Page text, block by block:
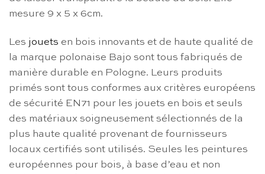
mesure 9 x 5 x 6cm.
Les jouets en bois innovants et de haute qualité de
la marque polonaise Bajo sont tous fabriqués de
manière durable en Pologne. Leurs produits
primés sont tous conformes aux critères européens
de sécurité EN71 pour les jouets en bois et seuls
des matériaux soigneusement sélectionnés de la
plus haute qualité provenant de fournisseurs
locaux certifiés sont utilisés. Seules les peintures
européennes pour bois, à base d’eau et non